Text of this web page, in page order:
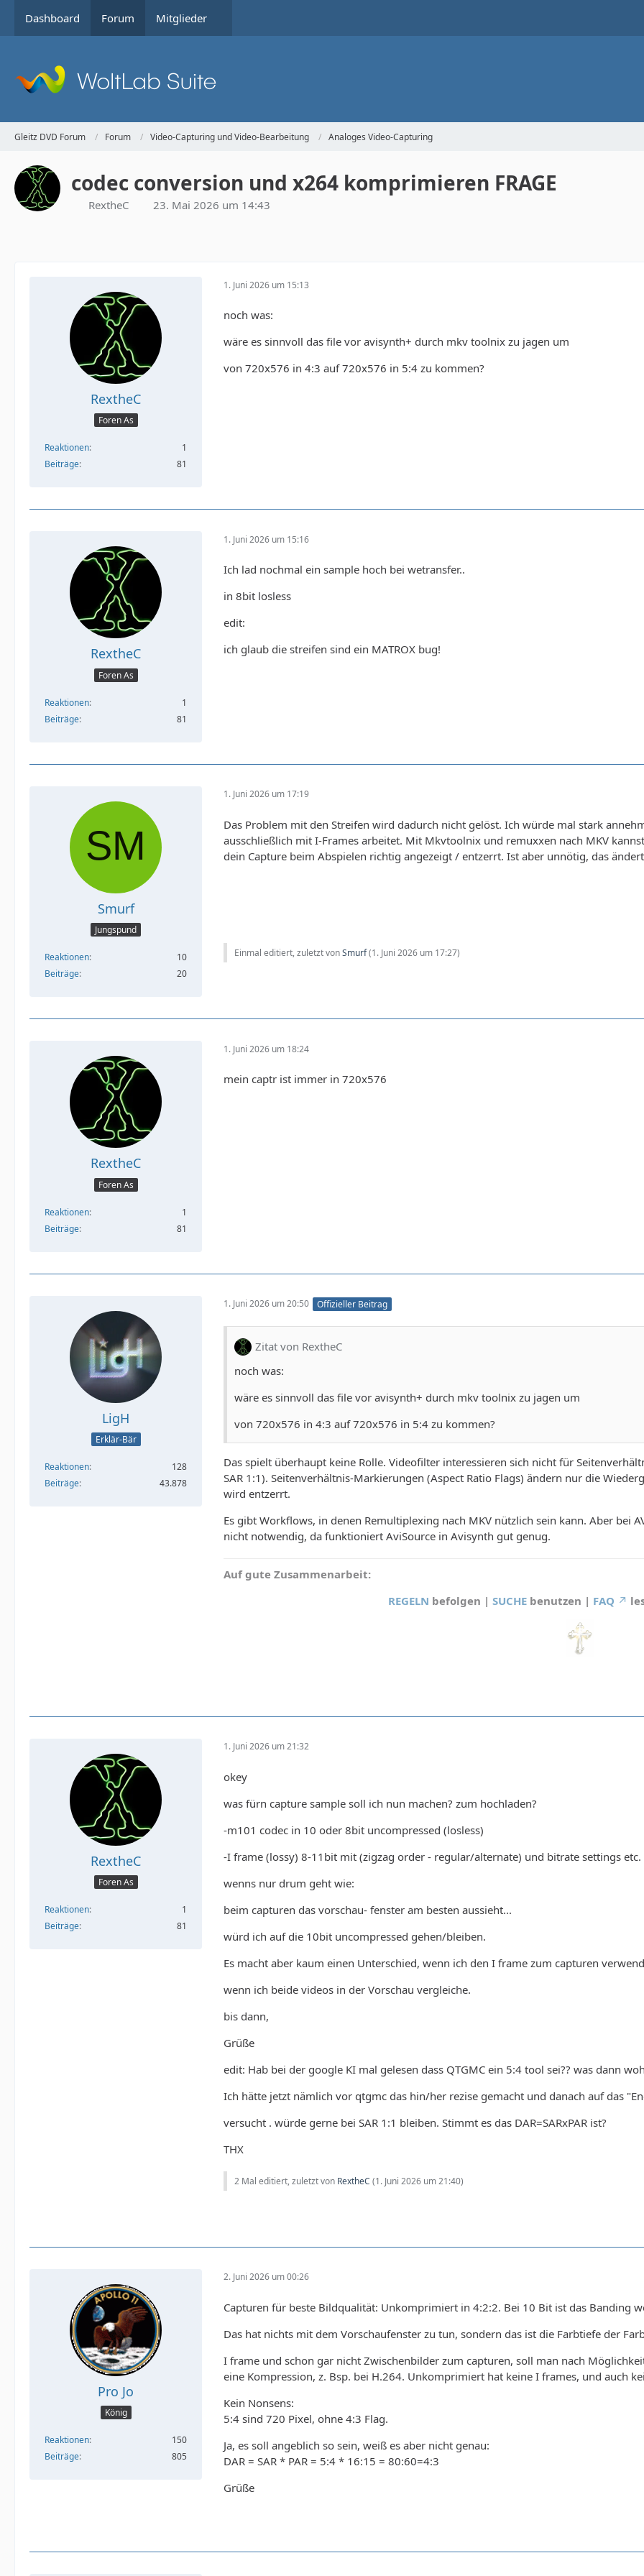
Dashboard Forum Mitglieder
Gleitz DVD Forum Forum Video-Capturing und Video-Bearbeitung Analoges Video-Capturing
codec conversion und x264 komprimieren FRAGE
RextheC 23. Mai 2026 um 14:43
RextheC
Foren As
Reaktionen
1
Beiträge
81
1. Juni 2026 um 15:13
noch was:
wäre es sinnvoll das file vor avisynth+ durch mkv toolnix zu jagen um
von 720x576 in 4:3 auf 720x576 in 5:4 zu kommen?
RextheC
Foren As
Reaktionen
1
Beiträge
81
1. Juni 2026 um 15:16
Ich lad nochmal ein sample hoch bei wetransfer..
in 8bit losless
edit:
ich glaub die streifen sind ein MATROX bug!
Smurf
Jungspund
Reaktionen
10
Beiträge
20
1. Juni 2026 um 17:19
Das Problem mit den Streifen wird dadurch nicht gelöst. Ich würde mal stark
ausschließlich mit I-Frames arbeitet. Mit Mkvtoolnix und remuxxen nach MKV
dein Capture beim Abspielen richtig angezeigt / entzerrt. Ist aber unnötig, das
Einmal editiert, zuletzt vonSmurf(1. Juni 2026 um 17:27)
RextheC
Foren As
Reaktionen
1
Beiträge
81
1. Juni 2026 um 18:24
mein captr ist immer in 720x576
LigH
Erklär-Bär
Reaktionen
128
Beiträge
43.878
1. Juni 2026 um 20:50 Offizieller Beitrag
Zitat von RextheC
noch was:
wäre es sinnvoll das file vor avisynth+ durch mkv toolnix zu jagen um
von 720x576 in 4:3 auf 720x576 in 5:4 zu kommen?
Das spielt überhaupt keine Rolle. Videofilter interessieren sich nicht für
SAR 1:1). Seitenverhältnis-Markierungen (Aspect Ratio Flags) ändern nur die
wird entzerrt.
Es gibt Workflows, in denen Remultiplexing nach MKV nützlich sein kann. Aber bei
nicht notwendig, da funktioniert AviSource in Avisynth gut genug.
Auf gute Zusammenarbeit:
REGELN befolgen | SUCHE benutzen | FAQ
RextheC
Foren As
Reaktionen
1
Beiträge
81
1. Juni 2026 um 21:32
okey
was fürn capture sample soll ich nun machen? zum hochladen?
-m101 codec in 10 oder 8bit uncompressed (losless)
-I frame (lossy) 8-11bit mit (zigzag order - regular/alternate) und bitrate settings etc.
wenns nur drum geht wie:
beim capturen das vorschau- fenster am besten aussieht...
würd ich auf die 10bit uncompressed gehen/bleiben.
Es macht aber kaum einen Unterschied, wenn ich den I frame zum capturen
wenn ich beide videos in der Vorschau vergleiche.
bis dann,
Grüße
edit: Hab bei der google KI mal gelesen dass QTGMC ein 5:4 tool sei?? was dann
Ich hätte jetzt nämlich vor qtgmc das hin/her rezise gemacht und danach auf das
versucht . würde gerne bei SAR 1:1 bleiben. Stimmt es das DAR=SARxPAR ist?
THX
2 Mal editiert, zuletzt von RextheC (1. Juni 2026 um 21:40)
Pro Jo
König
Reaktionen
150
Beiträge
805
2. Juni 2026 um 00:26
Capturen für beste Bildqualität: Unkomprimiert in 4:2:2. Bei 10 Bit ist das Banding
Das hat nichts mit dem Vorschaufenster zu tun, sondern das ist die Farbtiefe der
I frame und schon gar nicht Zwischenbilder zum capturen, soll man nach
eine Kompression, z. Bsp. bei H.264. Unkomprimiert hat keine I frames, und auch
Kein Nonsens:
5:4 sind 720 Pixel, ohne 4:3 Flag.
Ja, es soll angeblich so sein, weiß es aber nicht genau:
DAR = SAR * PAR = 5:4 * 16:15 = 80:60=4:3
Grüße